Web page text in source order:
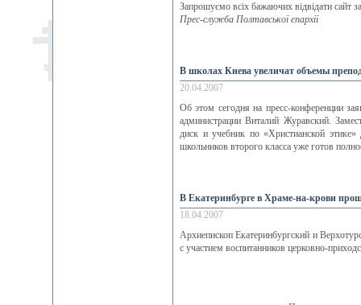
Запрошуємо всіх бажаючих відвідати сайт
Прес-служба Полтавської єпархії
В школах Киева увеличат объемы
20.04.2007
Об этом сегодня на пресс-конференции
администрации Виталий Журавский.
диск и учебник по «Христианской
школьников второго класса уже готов
В Екатеринбурге в Храме-на-крови
18.04.2007
Архиепископ Екатеринбургский и
с участием воспитанников церковно-